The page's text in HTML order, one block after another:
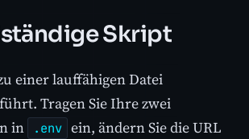
Skript
einer lauffähigen Datei
Tragen Sie Ihre zwei
in
.env ein, ändern Sie die URL